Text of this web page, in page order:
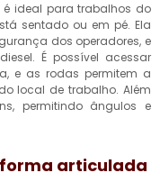
é ideal para trabalhos do
sentado ou em pé. Ela
dos operadores, e
É possível acessar
e as rodas permitem a
local de trabalho. Além
permitindo ângulos e
articulada